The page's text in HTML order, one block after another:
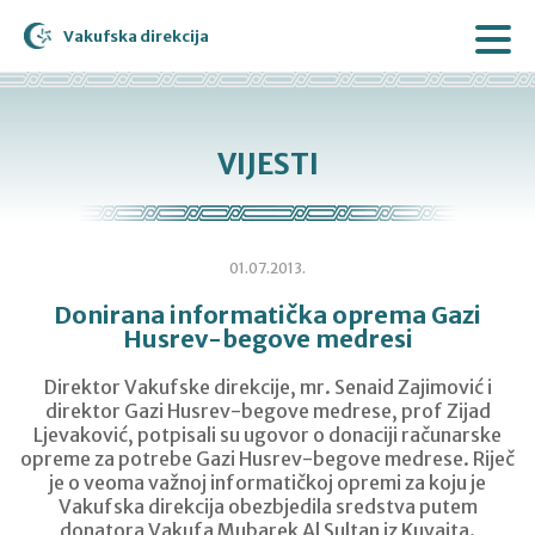
Vakufska direkcija
VIJESTI
01.07.2013.
Donirana informatička oprema Gazi
Husrev-begove medresi
Direktor Vakufske direkcije, mr. Senaid Zajimović i
direktor Gazi Husrev-begove medrese, prof Zijad
Ljevaković, potpisali su ugovor o donaciji računarske
opreme za potrebe Gazi Husrev-begove medrese. Riječ
je o veoma važnoj informatičkoj opremi za koju je
Vakufska direkcija obezbjedila sredstva putem
donatora Vakufa Mubarek Al Sultan iz Kuvajta.